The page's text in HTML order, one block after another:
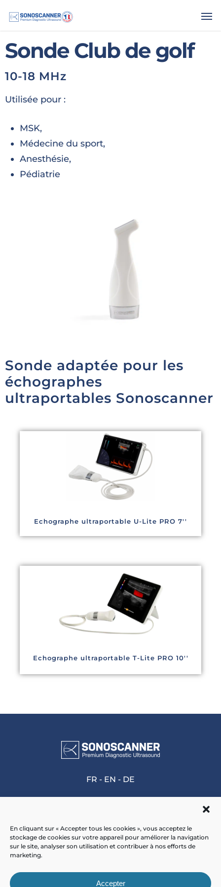
En cliquant sur « Accepter tous les cookies », vous acceptez le
stockage de cookies sur votre appareil pour améliorer la navigation
sur le site, analyser son utilisation et contribuer à nos efforts de
marketing.
Accepter
Sonde Club de golf
10-18 MHz
Utilisée pour :
MSK,
Médecine du sport,
Anesthésie,
Pédiatrie
Sonde adaptée pour les
échographes
ultraportables Sonoscanner
Echographe ultraportable U-Lite PRO 7''
Echographe ultraportable T-Lite PRO 10''
FR - EN - DE
Accueil>Sonde Club de golf pour